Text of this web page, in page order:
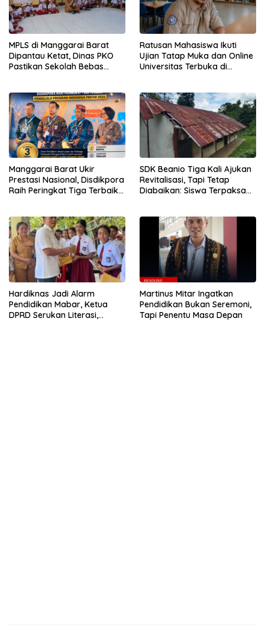
MPLS di Manggarai Barat
Dipantau Ketat, Dinas PKO
Pastikan Sekolah Bebas
Ratusan Mahasiswa Ikuti
Ujian Tatap Muka dan Online
Universitas Terbuka di
Manggarai Barat Ukir
Prestasi Nasional, Disdikpora
Raih Peringkat Tiga Terbaik
SDK Beanio Tiga Kali Ajukan
Revitalisasi, Tapi Tetap
Diabaikan: Siswa Terpaksa
Hardiknas Jadi Alarm
Pendidikan Mabar, Ketua
DPRD Serukan Literasi,
Martinus Mitar Ingatkan
Pendidikan Bukan Seremoni,
Tapi Penentu Masa Depan